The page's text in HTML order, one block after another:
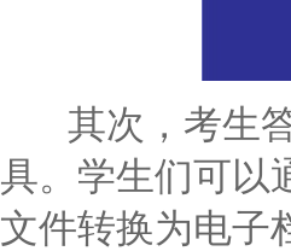
其次，考生答
具。学生们可以
文件转换为电子